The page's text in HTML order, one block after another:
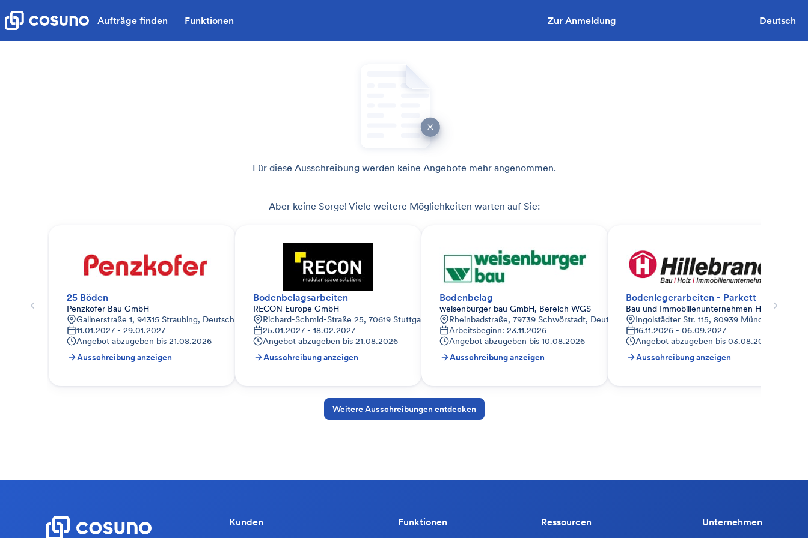
Aufträge finden Funktionen Zur Anmeldung Deutsch
Für diese Ausschreibung werden keine Angebote mehr angenommen.
Aber keine Sorge! Viele weitere Möglichkeiten warten auf Sie:
25 Böden
Penzkofer Bau GmbH
Gallnerstraße 1, 94315 Straubing, Deutschland
11.01.2027 - 29.01.2027
Angebot abzugeben bis 21.08.2026
Ausschreibung anzeigen
Bodenbelagsarbeiten
RECON Europe GmbH
Richard-Schmid-Straße 25, 70619 Stuttgart, Deutschland
25.01.2027 - 18.02.2027
Angebot abzugeben bis 21.08.2026
Ausschreibung anzeigen
Bodenbelag
weisenburger bau GmbH, Bereich WGS
Rheinbadstraße, 79739 Schwörstadt, Deutschland
Arbeitsbeginn: 23.11.2026
Angebot abzugeben bis 10.08.2026
Ausschreibung anzeigen
Bodenlegerarbeiten - Parkett
Bau und Immobilienunternehmen Hillebrand
Ingolstädter Str. 115, 80939 München,
16.11.2026 - 06.09.2027
Angebot abzugeben bis 03.08.2026
Ausschreibung anzeigen
Weitere Ausschreibungen entdecken
Kunden Funktionen Ressourcen Unternehmen